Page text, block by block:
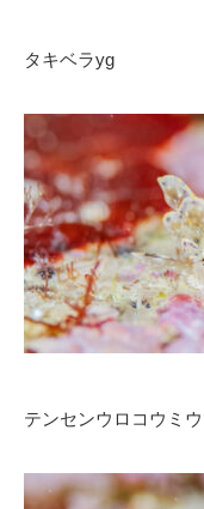
タキベラyg
テンセンウロコウミ